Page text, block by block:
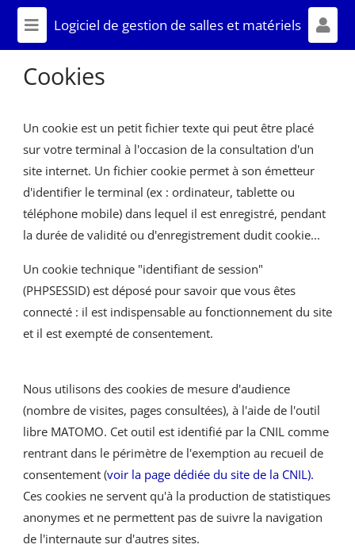
Logiciel de gestion de salles et matériels
LOGICIEL DE GESTION DE SALLES ET
MATÉRIELS
Cookies
Un cookie est un petit fichier texte qui peut être placé
sur votre terminal à l'occasion de la consultation d'un
site internet. Un fichier cookie permet à son émetteur
d'identifier le terminal (ex : ordinateur, tablette ou
téléphone mobile) dans lequel il est enregistré, pendant
la durée de validité ou d'enregistrement dudit cookie...
Un cookie technique "identifiant de session"
(PHPSESSID) est déposé pour savoir que vous êtes
connecté : il est indispensable au fonctionnement du site
et il est exempté de consentement.
Nous utilisons des cookies de mesure d'audience
(nombre de visites, pages consultées), à l'aide de l'outil
libre MATOMO. Cet outil est identifié par la CNIL comme
rentrant dans le périmètre de l'exemption au recueil de
consentement (voir la page dédiée du site de la CNIL).
Ces cookies ne servent qu'à la production de statistiques
anonymes et ne permettent pas de suivre la navigation
de l'internaute sur d'autres sites.